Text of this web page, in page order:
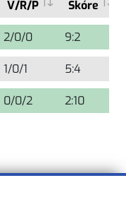
V/R/P Skóre
2/0/0 9:2
1/0/1 5:4
0/0/2 2:10